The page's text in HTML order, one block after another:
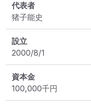
代表者
猪子能史
設立
2000/8/1
資本金
100,000千円